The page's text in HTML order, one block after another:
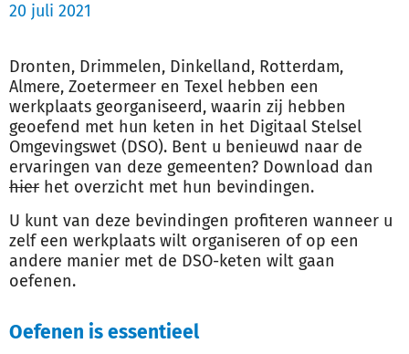
20 juli 2021
Dronten, Drimmelen, Dinkelland, Rotterdam,
Almere, Zoetermeer en Texel hebben een
werkplaats georganiseerd, waarin zij hebben
geoefend met hun keten in het Digitaal Stelsel
Omgevingswet (DSO). Bent u benieuwd naar de
ervaringen van deze gemeenten? Download dan
hier het overzicht met hun bevindingen.
U kunt van deze bevindingen profiteren wanneer u
zelf een werkplaats wilt organiseren of op een
andere manier met de DSO-keten wilt gaan
oefenen.
Oefenen is essentieel